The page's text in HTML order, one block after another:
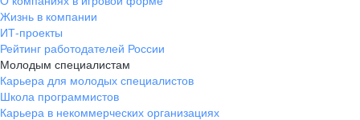
Жизнь в компании
ИТ-проекты
Рейтинг работодателей России
Молодым специалистам
Карьера для молодых специалистов
Школа программистов
Карьера в некоммерческих организациях